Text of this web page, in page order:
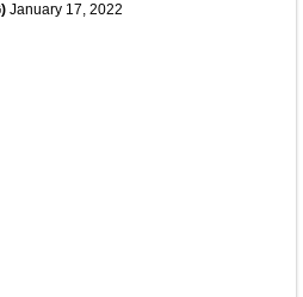
January 17, 2022